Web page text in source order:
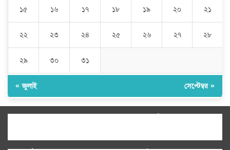
১৫ ১৬ ১৭ ১৮ ১৯ ২০ ২১
২২ ২৩ ২৪ ২৫ ২৬ ২৭ ২৮
২৯ ৩০ ৩১
« জুলাই সেপ্টেম্বর »